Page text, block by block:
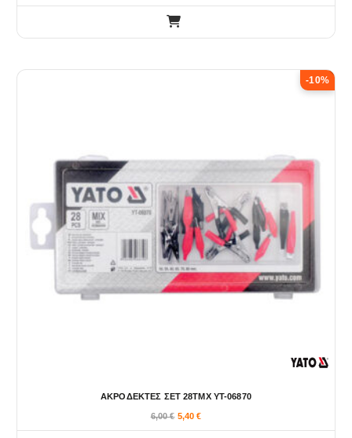
-10%
ΑΚΡΟΔΕΚΤΕΣ ΣΕΤ 28ΤΜΧ YT-06870
6,00€ 5,40€